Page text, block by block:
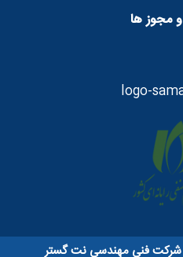
مجوز ها
شرکت فنی مهندسی نت گستر